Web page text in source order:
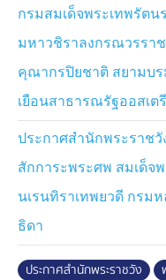
พระองค์ และการขับร้อ
แด่สมเด็จพระราชาธิบ
นั้น จะเสด็จพระราชดำ
สตอกโฮล์ม เพื่อทรงเข้
วัน เพื่อถวายพระเกียร
กุสตาฟแห่งสวีเดน ซึ่งส
ภาพ ในช่วงค่ำ พระบาท
พระนางเจ้า ฯ พระบรม
พระราชวังหลวงกรุงส
กระยาหารค่ำและพระร
ทางการแก่พระประมุข
และบุคคลสำคัญที่เข้าร่
คาร์ล ที่ 16 กุสตาฟแห่ง
กรมสมเด็จพระเทพรัตน
มหาวชิราลงกรณวรรา
คุณากรปิยชาติ สยามบร
เยือนสาธารณรัฐออสเ
ประกาศสำนักพระราชวั
สักการะพระศพ สมเด็จ
นเรนทิราเทพยวดี กรม
ธิดา
ประกาศสำนักพระราชวัง